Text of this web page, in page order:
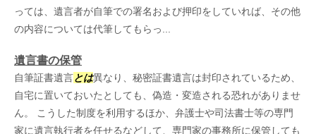
っては、遺言者が自筆での署名および押印をしていれば、その他
の内容については代筆してもらっ...
遺言書の保管
自筆証書遺言とは異なり、秘密証書遺言は封印されているため、
自宅に置いておいたとしても、偽造・変造される恐れがありませ
ん。 こうした制度を利用するほか、弁護士や司法書士等の専門
家に遺言執行者を任せるなどして、専門家の事務所に保管しても